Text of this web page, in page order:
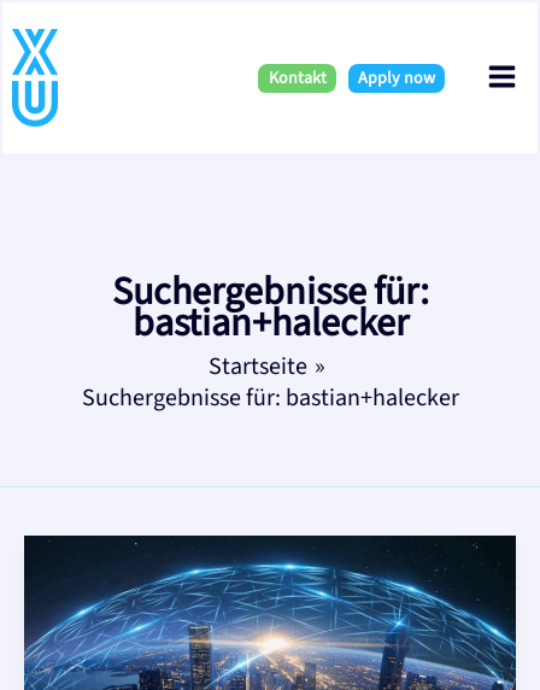
Inhalt
springen
Kontakt Apply now
Suchergebnisse für:
bastian+halecker
Startseite
Suchergebnisse für: bastian+halecker